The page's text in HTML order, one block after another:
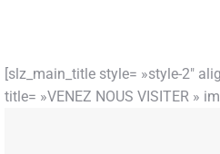
[slz_main_title style= »style-2″
title= »VENEZ NOUS VISITER »